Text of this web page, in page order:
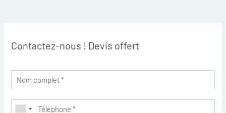
Contactez-nous ! Devis offert